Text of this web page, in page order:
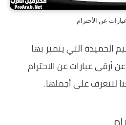
عن الأحترام
الحميدة التي يتميز بها
أرقى عبارات عن الاحترام
لتتعرف على أجملها.